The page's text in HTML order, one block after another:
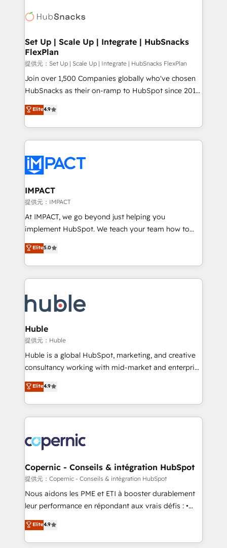
WooCommerce, BuilderTrend, and more Experience
the difference — reach out to see how AI + HubSpot
HubSpot development: websites, custom modules,
marketing, advertising, campaigns, content and
design We connect people, data and technology to
improve customer experiences. With our bright
people, exciting ideas and can-do mentality, we
ensure revenue growth on a daily basis. So tell us
team of 100+ experts is ready for you! Driving digital
growth | www.brightdigital.com
Set Up | Scale Up | Integrate | HubSnacks
FlexPlan
提供元：Set Up | Scale Up | Integrate | HubSnacks FlexPlan
Join over 1,500 Companies globally who've chosen
HubSnacks as their on-ramp to HubSpot since 2014
Simple pay-as-you-go plans that accelerate value...
1️⃣ Set Up | Onboarding New or Check-fixing existing
HubSpot portals 2️⃣ Scale Up | 100% HubSpot Task
Execution... Global 24/7 ... All Experts 3️⃣ Integrate |
Slash months from your API Integration project... ⬅️
Click "Contact Business" ⬅️ to access 150+ Kickstart
Integration templates that put HubSpot in the center
of your tech stack, syncing... 🛍️ Shopify or
WooCommerce 💲 Stripe or Paypal 💰 Sage or
Netsuite 🤖 Google or Microsoft ✍️ DocuSign or
the rare Advanced "Custom Integrations"
Accreditation, securely sync data across... 🔄 any
new HubSpot portal with Advanced Website and
CRM Migrations using our in-house "HubScrub" Tool.
Elite4.9
IMPACT
提供元：IMPACT
At IMPACT, we go beyond just helping you
implement HubSpot. We teach your team how to
master it. As the creators of the Endless Customers
System™ (the next evolution of They Ask, You
Answer), we’re the only HubSpot partner built
entirely around coaching and training. That means
skills, processes, and internal team you need to
attract the right buyers, close deals faster, and grow
without outside dependencies. You’ll learn how to: •
Set up, audit, and organize your HubSpot portal •
Get your sales team fully using HubSpot • Track
pipeline and revenue across the entire buyer journey
growth • Create content and videos that attract
buyers • Use AI to scale smarter Our coaching-led
lasts. So if you're ready to become the most trusted
voice in your market, let’s talk.
Elite5.0
Huble
提供元：Huble
Huble is a global HubSpot, marketing, and creative
consultancy working with mid-market and enterprise
businesses. We go beyond implementation, shaping
the strategy, processes, and teams that turn
HubSpot into a genuine growth engine. Named
HubSpot's Global Partner of the Year in 2024,
worldwide, and with over 15 years in the ecosystem,
Huble has built a track record that speaks for itself.
One company, one operating model, delivering
across offices and consulting teams in the UK, USA,
Canada, Germany, France, Belgium, Singapore, and
South Africa. Certified compliant with ISO/IEC
international offices and 175+ employees.
Elite4.9
Copernic - Conseils & intégration HubSpot
提供元：Copernic - Conseils & intégration HubSpot
Nous aidons les PME et ETI à booster durablement
leur performance en répondant aux vrais défis : •
Intégration de HubSpot avec d’autres outils (ERP,
téléphonie, etc.) • Alignement des équipes grâce à un
outil et des données partagées • Amélioration de la
Elite4.9